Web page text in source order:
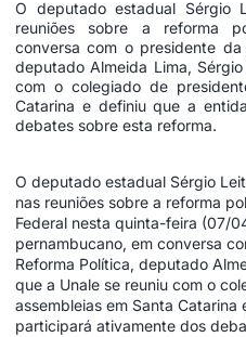
O deputado estadual Sérgio
reuniões sobre a reforma
conversa com o presidente da
deputado Almeida Lima,
com o colegiado de
Catarina e definiu que a
debates sobre esta reforma.
O deputado estadual Sérgio
nas reuniões sobre a reforma
Federal nesta quinta-feira (07/
pernambucano, em conversa
Reforma Política, deputado
que a Unale se reuniu com o
assembleias em Santa
participará ativamente dos